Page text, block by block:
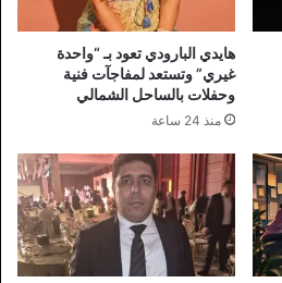
هايدي البارودي تعود بـ “واحدة
غيري” وتستعد لمفاجآت فنية
وحفلات بالساحل الشمالي
منذ 24 ساعة